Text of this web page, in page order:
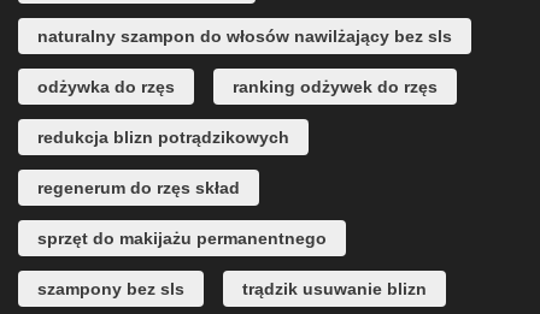
naturalny szampon do włosów nawilżający bez sls
odżywka do rzęs ranking odżywek do rzęs
redukcja blizn potrądzikowych
regenerum do rzęs skład
sprzęt do makijażu permanentnego
szampony bez sls trądzik usuwanie blizn